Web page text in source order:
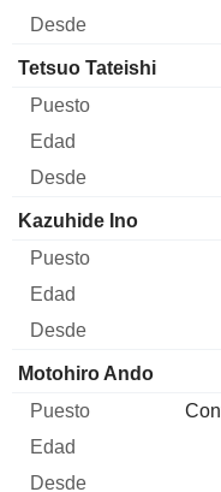
Tetsuo Tateishi
Kazuhide Ino
Motohiro Ando